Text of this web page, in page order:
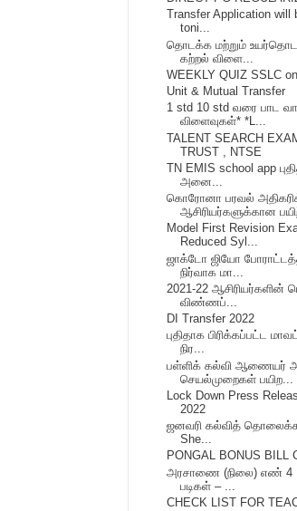
Transfer Application will
toni...
தொடக்க மற்றும்
கற்றல் விளை...
WEEKLY QUIZ SSLC
Unit & Mutual Transfer
1 std 10 std வரை பாட
விளைவுகள்* *L...
TALENT SEARCH
TRUST , NTSE
TN EMIS school app
அனை...
கொரோனா பரவல்
ஆசிரியர்களுக்கான
Model First Revision
Reduced Syl...
ஜாக்டோ ஜியோ
நிர்வாக மா...
2021-22 ஆசிரியர்களின்
விண்ணப்...
DI Transfer 2022
புதிதாக பிரிக்கப்பட்ட
நிர...
பள்ளிக் கல்வி ஆணையர்
செயல்முறைகள் பயிற...
Lock Down Press
2022
ஜனவரி கல்வித்
She...
PONGAL BONUS BILL
அரசாணை (நிலை) எண் 4
படிகள் – ...
CHECK LIST FOR